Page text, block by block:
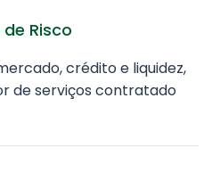
Risco
crédito e liquidez,
de serviços contratado